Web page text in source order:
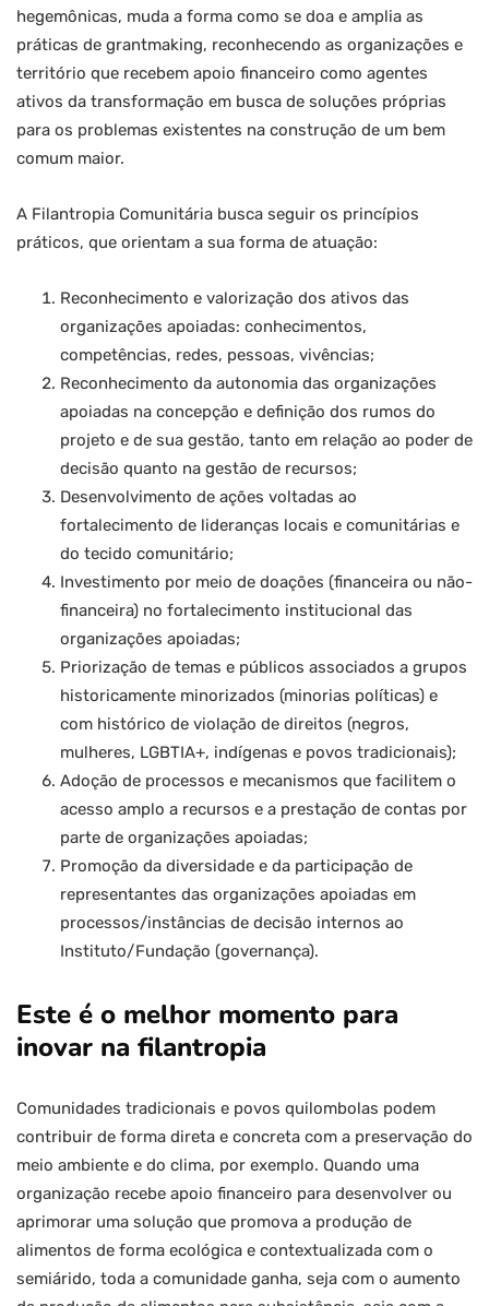
hegemônicas, muda a forma como se doa e amplia as
práticas de grantmaking, reconhecendo as organizações e
território que recebem apoio financeiro como agentes
ativos da transformação em busca de soluções próprias
para os problemas existentes na construção de um bem
comum maior.
A Filantropia Comunitária busca seguir os princípios
práticos, que orientam a sua forma de atuação:
Reconhecimento e valorização dos ativos das
organizações apoiadas: conhecimentos,
competências, redes, pessoas, vivências;
Reconhecimento da autonomia das organizações
apoiadas na concepção e definição dos rumos do
projeto e de sua gestão, tanto em relação ao poder de
decisão quanto na gestão de recursos;
Desenvolvimento de ações voltadas ao
fortalecimento de lideranças locais e comunitárias e
do tecido comunitário;
Investimento por meio de doações (financeira ou não-
financeira) no fortalecimento institucional das
organizações apoiadas;
Priorização de temas e públicos associados a grupos
historicamente minorizados (minorias políticas) e
com histórico de violação de direitos (negros,
mulheres, LGBTIA+, indígenas e povos tradicionais);
Adoção de processos e mecanismos que facilitem o
acesso amplo a recursos e a prestação de contas por
parte de organizações apoiadas;
Promoção da diversidade e da participação de
representantes das organizações apoiadas em
processos/instâncias de decisão internos ao
Instituto/Fundação (governança).
Este é o melhor momento para
inovar na filantropia
Comunidades tradicionais e povos quilombolas podem
contribuir de forma direta e concreta com a preservação do
meio ambiente e do clima, por exemplo. Quando uma
organização recebe apoio financeiro para desenvolver ou
aprimorar uma solução que promova a produção de
alimentos de forma ecológica e contextualizada com o
semiárido, toda a comunidade ganha, seja com o aumento